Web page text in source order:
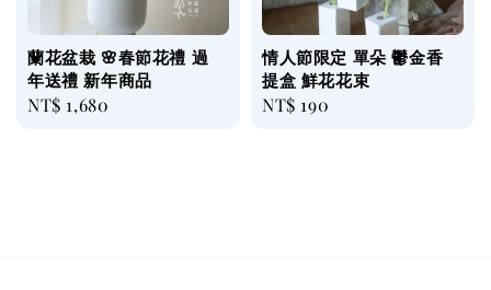
蘭花盆栽 🌸春節花禮 過
年送禮 新年商品
Regular
NT$ 1,680
情人節限定 單朵 鬱金香
提盒 鮮花花束
Regular
NT$ 190